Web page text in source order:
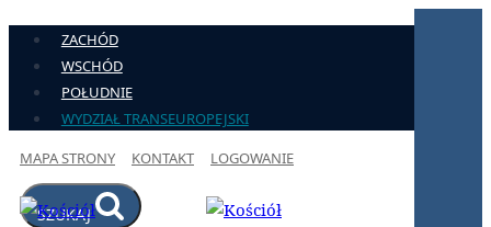
Przejdź
treści
ZACHÓD
WSCHÓD
POŁUDNIE
WYDZIAŁ TRANSEUROPEJSKI
MAPA STRONY
KONTAKT LOGOWANIE
SZUKAJ